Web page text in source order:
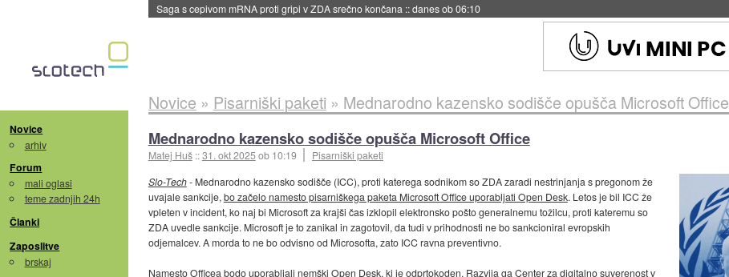
BMW v vozilih začel predvajati reklame::danes ob 06:09
Novice
arhiv
Forum
mali oglasi
teme zadnjih 24h
Članki
Zaposlitve
brskaj
Novice » Pisarniški paketi » Mednarodno kazensko sodišče opušča Microsoft Office
Mednarodno kazensko sodišče opušča Microsoft Office
Matej Huš ::31. okt 2025ob 10:19
Pisarniški paketi
Slo-Tech- Mednarodno kazensko sodišče (ICC), proti katerega sodnikom so ZDA zaradi nestrinjanja s pregonom že
uvajale sankcije, bo začelo namesto pisarniškega paketa Microsoft Office uporabljati Open Desk. Letos je bil ICC že
vpleten v incident, ko naj bi Microsoft za krajši čas izklopil elektronsko pošto generalnemu tožilcu, proti kateremu so
ZDA uvedle sankcije. Microsoft je to zanikal in zagotovil, da tudi v prihodnosti ne bo sankcioniral evropskih
odjemalcev. A morda to ne bo odvisno od Microsofta, zato ICC ravna preventivno.
Namesto Officea bodo uporabljali nemški Open Desk, ki je odprtokoden. Razvija ga Center za digitalno suverenost v